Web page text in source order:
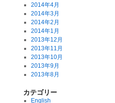
2014年4月
2014年3月
2014年2月
2014年1月
2013年12月
2013年11月
2013年10月
2013年9月
2013年8月
カテゴリー
English